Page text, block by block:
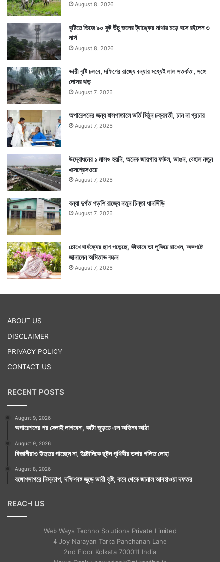
August 8, 2026
বৃষ্টিতে ভিজে ৯০ ফুট উঁচু জলের ট্যাঙ্কের মাথায় চড়ে বসে রইলেন ৩
নার্স
August 8, 2026
ভারী বৃষ্টি চলবে, দক্ষিণের রাজ্যে বন্যার মধ্যেই লাল সতর্কতা, সঙ্গে
দোসর ঝড়
August 7, 2026
অপারেশনের জন্য হাসপাতালে ভর্তি মিঠুন চক্রবর্তী, চান না প্রচার
August 7, 2026
উদ্বোধনের ১ মাসও হয়নি, অনেক জায়গায় ফাটল, ভাঙন, বেহাল নতুন
এক্সপ্রেসওয়ে
August 7, 2026
বন্যা দুর্গত পড়শি রাজ্যে নতুন চিন্তা ধানসিঁড়ি
August 7, 2026
চোখে বার্ধক্যের ছাপ পড়েছে, কীভাবে তা লুকিয়ে রাখেন, অকপটে
জানালেন অমিতাভ বচ্চন
August 7, 2026
ABOUT US
DISCLAIMER
PRIVACY POLICY
CONTACT US
RECENT POSTS
August 9, 2026
অপারেশনের পর সেলাই লাগবেনা, কাটা জুড়তে এল অভিনব আঠা
August 9, 2026
বিজ্ঞানীরাও উত্তর পাচ্ছেন না, উল্টোদিকে ছুটল পৃথিবীর তলার গলিত লোহা
August 8, 2026
বঙ্গোপসাগরে নিম্নচাপ, দক্ষিণবঙ্গ জুড়ে ভারী বৃষ্টি, কবে থেকে জানাল আবহাওয়া দফতর
REACH US
Web Ways Techno Solutions Private Limited
4 Joy Narayan Tarka Panchanan Lane
2nd Floor Kolkata 700011 India